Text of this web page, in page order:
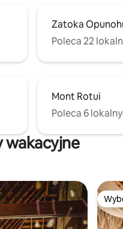
Zatoka
Poleca 22
Mont Rotui
Poleca 6
wakacyjne
kategorii Wybór gości